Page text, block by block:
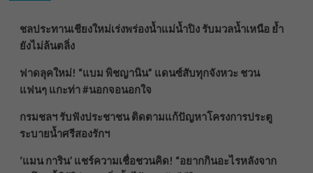
ชลประทานเชียงใหม่เร่งพร่องน้ำแม่น้ำปิง รับมวลน้ำเหนือ ย้ำ
ยังไม่ล้นตลิ่ง
ฟาดลุคใหม่! “แบม พิชญานิน” แดนซ์สับทุกจังหวะ ชวน
แฟนๆ แกะท่า #นอกจอนอกใจ
กรมชลฯ รับฟังประชาชน ติดตามแก้ปัญหาโครงการประตู
ระบายน้ำศรีสองรักฯ
‘แมน การิน’ แชร์ความเชื่อชวนคิด! “อยากกินอะไรหลังจาก